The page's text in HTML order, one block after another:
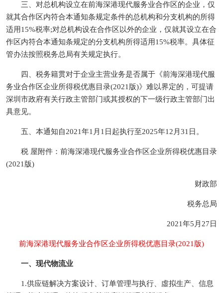
三、对总机构设立在前海深港现代服务业合作区的企业，仅
就其合作区内符合本通知条规定条件的总机构和分支机构的所得
适用15%税率;对总机构设在合作区以外的企业，仅就其设立在合
作区内符合本通知条规定的分支机构所得适用15%税率。具体征
管办法按照税务总局有关规定执行。
四、税务籍贯对于企业主营业务是否属于《前海深港现代服
务业合作区企业所得税优惠目录(2021版)》难以界定的，可提请
深圳市政府有关行政主管部门或其授权的下一级行政主管部门出
具意见。
五、本通知自2021年1月1日起执行至2025年12月31日。
税 屋附件：前海深港现代服务业合作区企业所得税优惠目录
(2021版)
财政部
税务总局
2021年5月27日
前海深港现代服务业合作区企业所得税优惠目录(2021版)
一、现代物流业
1.供应链解决方案设计、订单管理与执行、虛拟生产、信息